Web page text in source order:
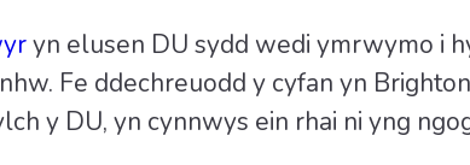
yn elusen DU sydd wedi ymrwymo i
Fe ddechreuodd y cyfan yn
y DU, yn cynnwys ein rhai ni yng